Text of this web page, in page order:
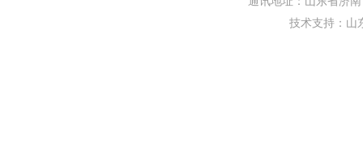
技术支持： 山